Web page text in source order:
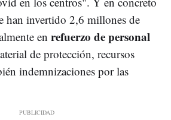
han invertido 2,6 millones de
en refuerzo de personal
de protección, recursos
indemnizaciones por las